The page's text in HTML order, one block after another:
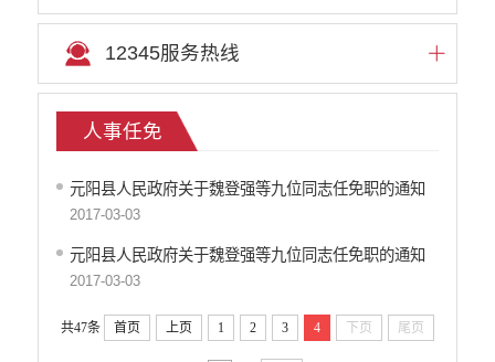
12345服务热线
人事任免
元阳县人民政府关于魏登强等九位同志任免职的通知
2017-03-03
元阳县人民政府关于魏登强等九位同志任免职的通知
2017-03-03
共47条 首页 上页 1 2 3 4 下页 尾页